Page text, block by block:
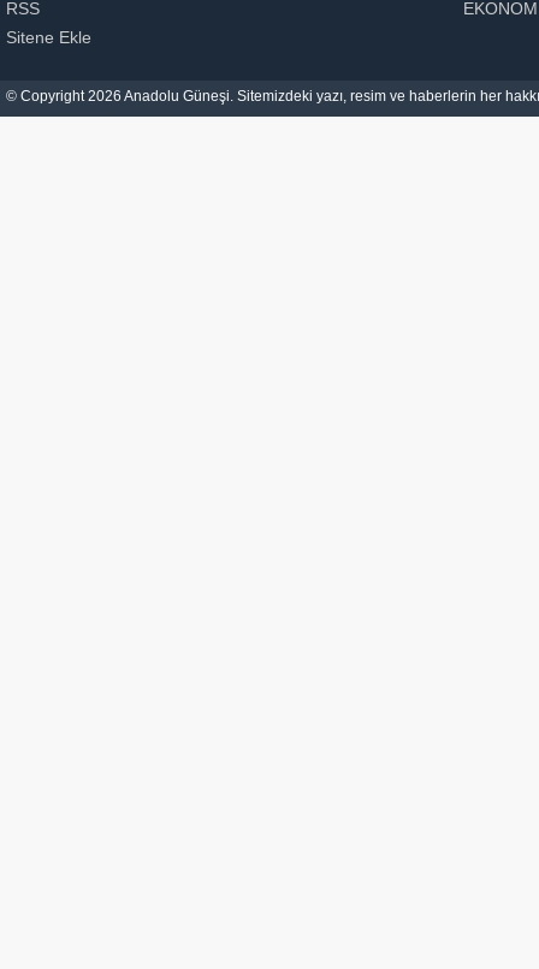
RSS
Sitene Ekle
© Copyright 2026 Anadolu Güneşi. Sitemizdeki yazı, resim ve haberlerin her